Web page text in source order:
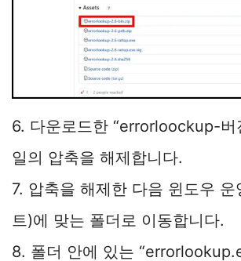
6. 다운로드한 “errorloockup-
일의 압축을 해제합니다.
7. 압축을 해제한 다음 윈도우 운
트)에 맞는 폴더로 이동합니다.
8. 폴더 안에 있는